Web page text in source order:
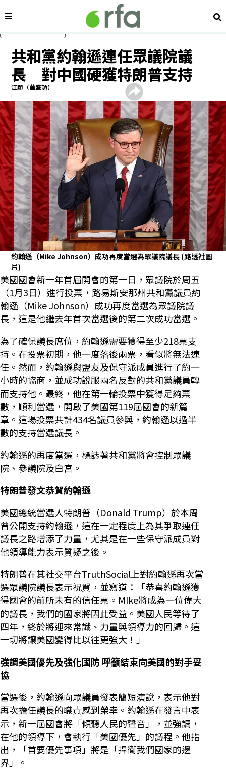
內容分類 搜
共和黨約翰遜連任眾議院議
長 對中國硬獲特朗普支持
江穎（華盛頓）
約翰遜（Mike Johnson）成功再度當選為眾議院議長 (路透社圖
片)
美國國會新一年首屆開會的第一日，眾議院於周五
（1月3日）進行投票，路易斯安那州共和黨議員約
翰遜（Mike Johnson）成功再度當選為眾議院議
長，這是他繼去年首次當選後的第二次成功當選。
為了確保議長席位，約翰遜需要獲得至少218票支
持。在投票初期，他一度落後兩票，看似將無法連
任。然而，約翰遜與盟友及保守派成員進行了約一
小時的協商，並成功說服兩名反對的共和黨議員轉
而支持他。最終，他在第一輪投票中獲得足夠票
數，順利當選，開啟了美國第119屆國會的新篇
章。這場投票共計434名議員參與，約翰遜以過半
數的支持當選議長。
約翰遜的再度當選，標誌著共和黨將會控制眾議
院、參議院及白宮。
特朗普發文恭賀約翰遜
美國總統當選人特朗普（Donald Trump）於本周
曾公開支持約翰遜，這在一定程度上為其爭取連任
議長之路增添了力量，尤其是在一些保守派成員對
他領導能力表示質疑之後。
特朗普在其社交平台TruthSocial上對約翰遜再次當
選眾議院議長表示祝賀，並寫道：「恭喜約翰遜獲
得國會的前所未有的信任票。MIke將成為一位偉大
的議長，我們的國家將因此受益。美國人民等待了
四年，終於將迎來常識、力量與領導力的回歸。這
一切將讓美國變得比以往更強大！」
強調美國優先及強化國防 呼籲結束向美國的對手妥
協
當選後，約翰遜向眾議員發表簡短演說，表示他對
再次擔任議長的職責感到榮幸。約翰遜在發言中表
示，新一屆國會將「傾聽人民的聲音」，並強調，
在他的領導下，會執行「美國優先」的議程。他指
出，「首要優先事項」將是「捍衛我們國家的邊
界」。